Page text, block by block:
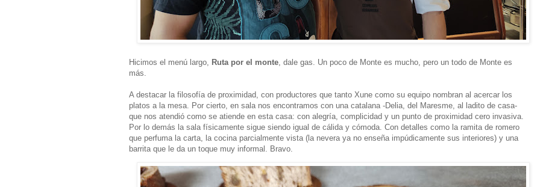
Hicimos el menú largo, Ruta por el monte , dale gas. Un poco de Monte es mucho, pero un todo de Monte es
más.
A destacar la filosofía de proximidad, con productores que tanto Xune como su equipo nombran al acercar los
platos a la mesa. Por cierto, en sala nos encontramos con una catalana -Delia, del Maresme, al ladito de casa-
que nos atendió como se atiende en esta casa: con alegría, complicidad y un punto de proximidad cero invasiva.
Por lo demás la sala físicamente sigue siendo igual de cálida y cómoda. Con detalles como la ramita de romero
que perfuma la carta, la cocina parcialmente vista (la nevera ya no enseña impúdicamente sus interiores) y una
barrita que le da un toque muy informal. Bravo.